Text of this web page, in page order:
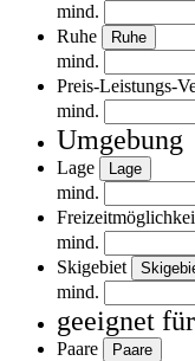
mind.
Ruhe
Ruhe
mind.
Preis-Leistungs-
mind.
Umgebung
Lage Lage
mind.
mind.
Skigebiet
mind.
geeignet für
Paare Paare